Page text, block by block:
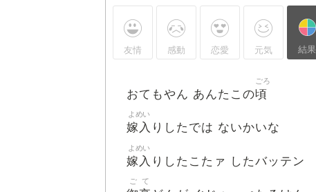
友情 感動 恋愛 元気 結果
おてもやん あんたこの頃
ごろ
嫁入
よめい
りしたでは ないかいな
嫁入
よめい
りしたこたァ したバッテン
ご て